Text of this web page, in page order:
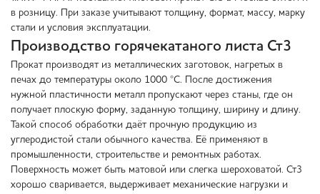
в розницу. При заказе учитывают толщину, формат, массу, марку
стали и условия эксплуатации.
Производство горячекатаного листа Ст3
Прокат производят из металлических заготовок, нагретых в
печах до температуры около 1000 °C. После достижения
нужной пластичности металл пропускают через станы, где он
получает плоскую форму, заданную толщину, ширину и длину.
Такой способ обработки даёт прочную продукцию из
углеродистой стали обычного качества. Её применяют в
промышленности, строительстве и ремонтных работах.
Поверхность может быть матовой или слегка шероховатой. Ст3
хорошо сваривается, выдерживает механические нагрузки и